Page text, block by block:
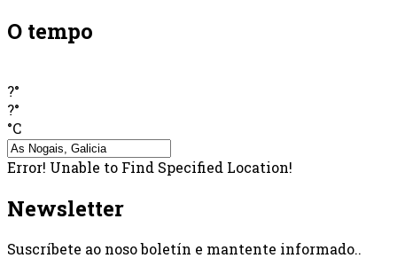
O tempo
?°
?°
°C
Error! Unable to Find Specified Location!
Newsletter
Suscríbete ao noso boletín e mantente informado..